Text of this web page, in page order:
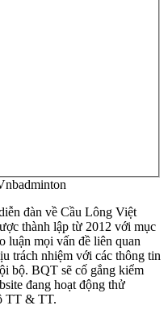
đàn về Cầu Lông Việt
thành lập từ 2012 với mục
luận mọi vấn đề liên quan
trách nhiệm với các thông tin
bộ. BQT sẽ cố gắng kiểm
đang hoạt động thử
TT & TT.